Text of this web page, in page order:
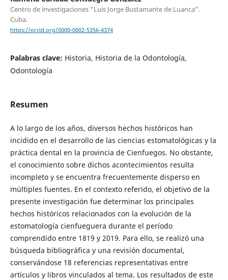
Centro de investigaciones “Luis Jorge Bustamante de Luanca”.
Cuba.
https://orcid.org/0000-0002-5356-4374
Palabras clave: Historia, Historia de la Odontología,
Odontología
Resumen
A lo largo de los años, diversos hechos históricos han
incidido en el desarrollo de las ciencias estomatológicas y la
práctica dental en la provincia de Cienfuegos. No obstante,
el conocimiento sobre dichos acontecimientos resulta
incompleto y se encuentra frecuentemente disperso en
múltiples fuentes. En el contexto referido, el objetivo de la
presente investigación fue determinar los principales
hechos históricos relacionados con la evolución de la
estomatología cienfueguera durante el período
comprendido entre 1819 y 2019. Para ello, se realizó una
búsqueda bibliográfica y una revisión documental,
conservándose 18 referencias representativas entre
artículos y libros vinculados al tema. Los resultados de este